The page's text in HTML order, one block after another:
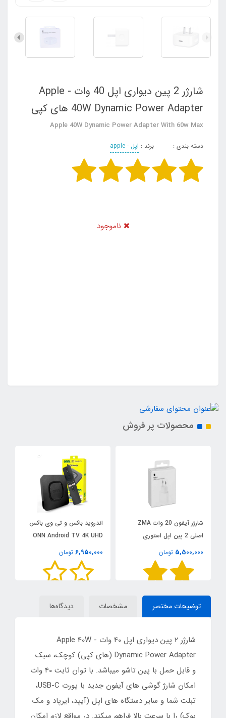
شارژر 2 پین دیواری اپل 40 وات - Apple
40W Dynamic Power Adapter های کپی
Apple 40W Dynamic Power Adapter With 60w Max
دسته بندی : برند : اپل - apple
ناموجود
محصولات پر فروش
شارژر آیفون 20 وات ZMA
اصلی 2 پین اپل استوری
5,500,000 تومان
اندروید باکس و تی وی باکس
ONN Android TV 4K UHD
6,950,000 تومان
توضیحات مختصر مشخصات دیدگاه‌ها
شارژر 2 پین دیواری اپل 40 وات - Apple 40W
Dynamic Power Adapter (های کپی) کوچک، سبک
و قابل حمل با پین تاشو میباشد. با توان ثابت 40 وات
امکان شارژ گوشی های آیفون جدید با پورت USB-C،
تبلت‌ شما و سایر دستگاه های اپل (آیپد، ایرپاد و مک